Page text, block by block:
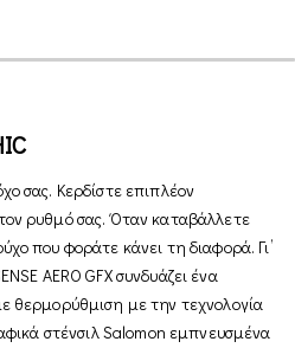
σας. Κερδίστε επιπλέον
ρυθμό σας. Όταν καταβάλλετε
που φοράτε κάνει τη διαφορά. Γι’
AERO GFX συνδυάζει ένα
θερμορύθμιση με την τεχνολογία
στένσιλ Salomon εμπνευσμένα